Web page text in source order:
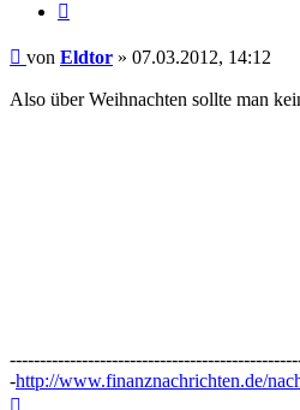
Beitrag
von Eldtor » 07.03.2012, 14:12
Also über Weihnachten sollte man
-http://www.finanznachrichten.de/